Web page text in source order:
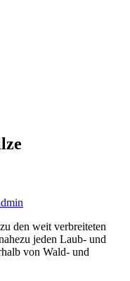
den weit verbreiteten
jeden Laub- und
von Wald- und